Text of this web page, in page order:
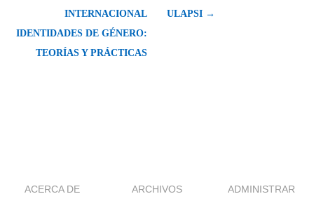
INTERNACIONAL
IDENTIDADES DE GÉNERO:
TEORÍAS Y PRÁCTICAS
ULAPSI →
ACERCA DE ARCHIVOS ADMINISTRAR